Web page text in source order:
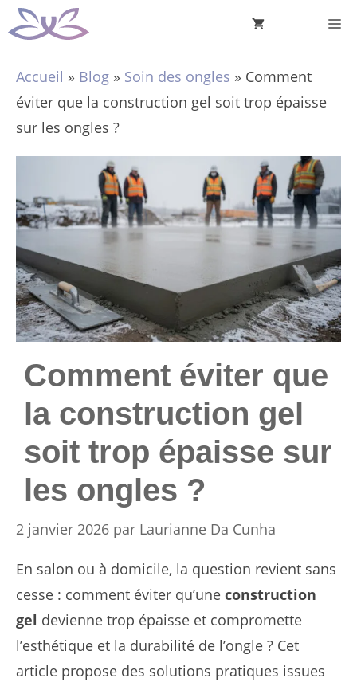
Aller
au
Accueil » Blog » Soin des ongles » Comment
éviter que la construction gel soit trop épaisse
sur les ongles ?
Comment éviter que
la construction gel
soit trop épaisse sur
les ongles ?
2 janvier 2026 par Laurianne Da Cunha
En salon ou à domicile, la question revient sans
cesse : comment éviter qu’une construction
gel devienne trop épaisse et compromette
l’esthétique et la durabilité de l’ongle ? Cet
article propose des solutions pratiques issues